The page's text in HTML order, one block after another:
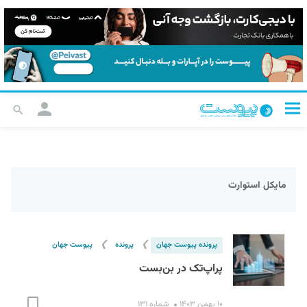
مایکل استوارت
پرونده پیوست جهان ❯ پرونده ❯ پیوست جهان
پراپ‌تک در بن‌بست
۱۰ بهمن ۱۴۰۳ شماره ۱۳۱